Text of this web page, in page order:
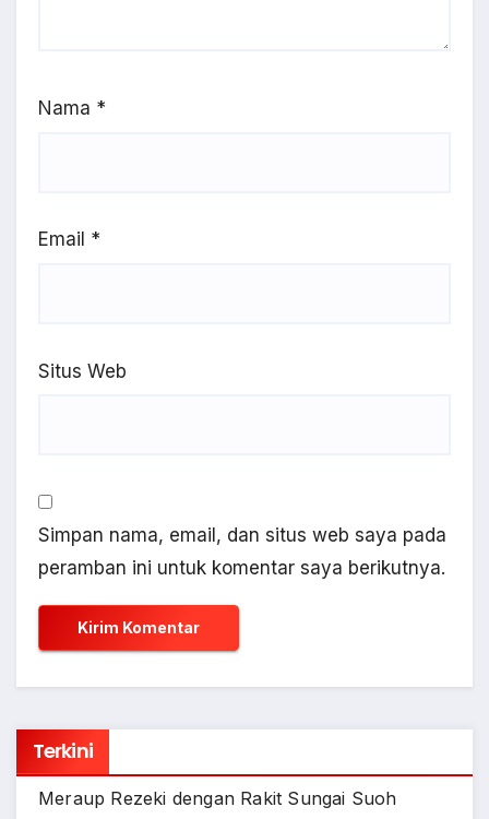
Nama *
Email *
Situs Web
Simpan nama, email, dan situs web saya pada
peramban ini untuk komentar saya berikutnya.
Terkini
Meraup Rezeki dengan Rakit Sungai Suoh